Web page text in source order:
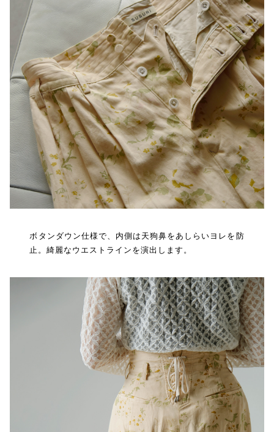
ボタンダウン仕様で、内側は天狗鼻をあしらいヨレを防
止。綺麗なウエストラインを演出します。